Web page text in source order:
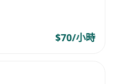
$70/小時